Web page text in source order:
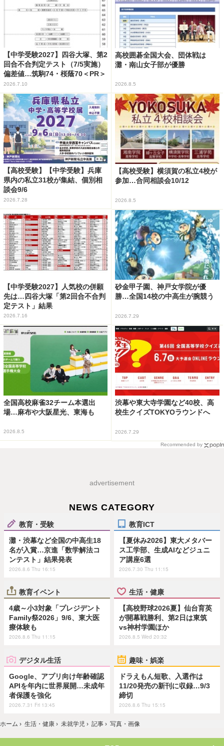
【中学受験2027】四谷大塚、第2
回合不合判定テスト（7/5実施）
偏差値…筑駒74・桜蔭70＜PR＞
2026.7.10
高校囲碁全国大会、団体戦は
灘・南山女子部が優勝
2026.8.5
【高校受験】【中学受験】兵庫
県内の私立31校が集結、個別相
談会9/6
2026.7.28
【高校受験】横須賀の私立4校が
参加…合同相談会10/12
2026.8.5
【中学受験2027】人気校の併願
先は…四谷大塚「第2回合不合判
定テスト」結果
2026.7.16
砂金甲子園、神戸女学院が優
勝…全国14校の中高生が腕競う
2026.7.29
全国高校麻雀32チーム本選出
場…麻布や大阪星光、東海も
2026.8.5
渋幕や東大寺学園など40校、高
校生クイズTOKYOラウンドへ
2026.7.29
Recommended by
advertisement
NEWS CATEGORY
教育・受験
灘・渋幕など全国の中高生18
名が入賞…京進「数学解法コ
ンテスト」結果発表
2026.8.6 Thu 16:15
教育ICT
【夏休み2026】東大メタバー
ス工学部、生成AIなどジュニ
ア講座6選
2026.7.30 Thu 11:15
教育イベント
4歳～小3対象「プレジデント
Family祭2026」9/6、東大医
療体験も
2026.8.6 Thu 11:15
生活・健康
【高校野球2026夏】仙台育英
が開幕戦勝利、第2日は東筑
vs神村学園ほか
2026.8.5 Wed 20:32
デジタル生活
Google、アプリ向け年齢確認
APIを年内に世界展開…未成年
者保護を強化
2026.7.31 Fri 13:45
趣味・娯楽
ドラえもん短歌、入選作は
11/20発売の新刊に収録…9/3
締切
2026.8.6 Thu 15:15
ホーム › 生活・健康 › 未就学児 › 記事 › 写真・画像